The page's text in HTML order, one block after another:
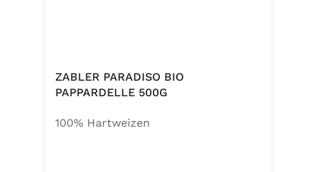
Lorbeer, Rosmarin, Oregano,
Thymian), Trennmittel Calciumsalze
Kaliumjodat.
ZABLER PARADISO BIO
PAPPARDELLE 500G
100% Hartweizen